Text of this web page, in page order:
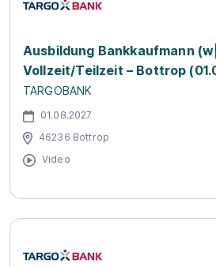
Ausbildung Bankkaufmann
Vollzeit/Teilzeit – Bottrop
TARGOBANK
01.08.2027
46236 Bottrop
Video